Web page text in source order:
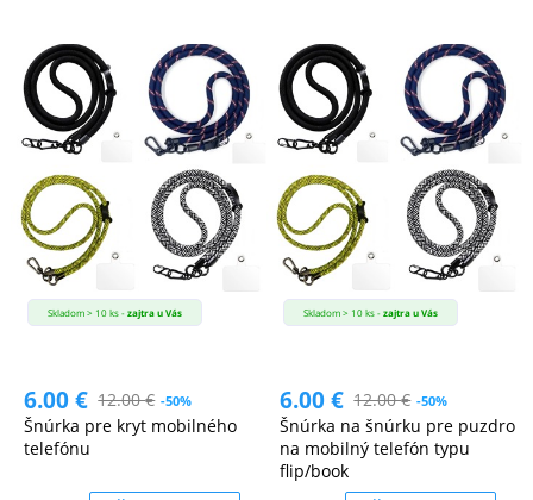
Skladom > 10 ks -zajtra u Vás
6.00€ 12.00€ -50%
Šnúrka pre kryt mobilného
telefónu
Skladom > 10 ks -zajtra u Vás
6.00€ 12.00€ -50%
Šnúrka na šnúrku pre puzdro
na mobilný telefón typu
flip/book